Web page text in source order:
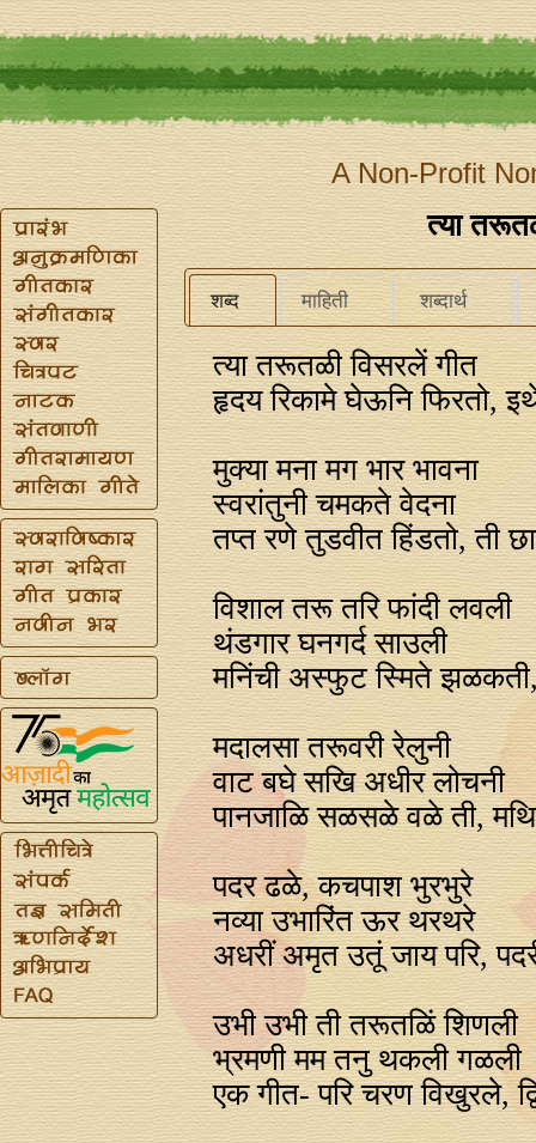
A Non-Profit
त्या
शब्द माहिती शब्दार्थ
त्या तरूतळी विसरलें गीत
हृदय रिकामे घेऊनि फिरतो,
मुक्या मना मग भार भावना
स्वरांतुनी चमकते वेदना
तप्त रणे तुडवीत हिंडतो, ती
विशाल तरू तरि फांदी लवली
थंडगार घनगर्द साउली
मनिंची अस्फुट स्मिते
मदालसा तरूवरी रेलुनी
वाट बघे सखि अधीर लोचनी
पानजाळि सळसळे वळे ती,
पदर ढळे, कचपाश भुरभुरे
नव्या उभारिंत ऊर थरथरे
अधरीं अमृत उतूं जाय परि,
उभी उभी ती तरूतळिं शिणली
भ्रमणी मम तनु थकली गळली
एक गीत- परि चरण विखुरले,